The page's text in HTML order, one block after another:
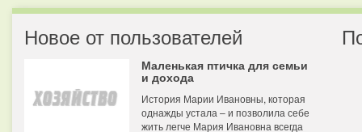
Новое от пользователей
Маленькая птичка для семьи
и дохода
История Марии Ивановны, которая
однажды устала – и позволила себе
жить легче Мария Ивановна всегда